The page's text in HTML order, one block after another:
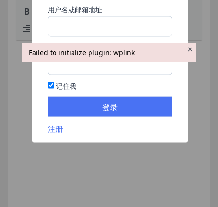
用户名或邮箱地址
记住我
注册
Failed to initialize plugin: wplink ×
Failed to initialize plugin: wplink